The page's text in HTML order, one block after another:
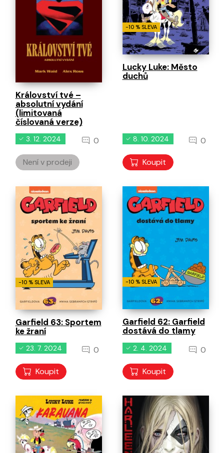
Království tvé –
absolutní vydání
(limitovaná
číslovaná verze)
3. 12. 2024 0
Není v prodeji
-10 % SLEVA
Lucky Luke: Město
duchů
8. 10. 2024 0
Koupit
-10 % SLEVA
Garfield 63: Sportem
ke žraní
23. 7. 2024 0
Koupit
-10 % SLEVA
Garfield 62: Garfield
dostává do tlamy
2. 4. 2024 0
Koupit